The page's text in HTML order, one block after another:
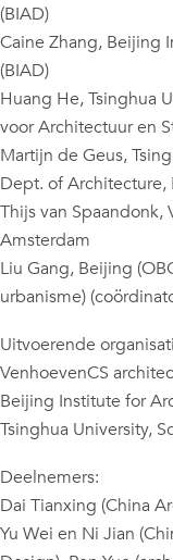
(BIAD)
Caine Zhang, Beijing
(BIAD)
Huang He, Tsinghua
voor Architectuur en
Martijn de Geus,
Dept. of Architecture,
Thijs van Spaandonk,
Amsterdam
Liu Gang, Beijing
urbanisme)
Uitvoerende
VenhoevenCS
Beijing Institute for
Tsinghua University,
Deelnemers:
Dai Tianxing (China
Yu Wei en Ni Jian